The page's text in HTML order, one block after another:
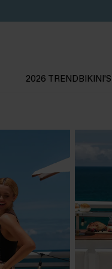
2026 TRENDBIKINI'S